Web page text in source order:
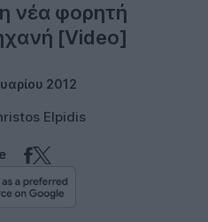
νέα φορητή
[Video]
2012
Elpidis